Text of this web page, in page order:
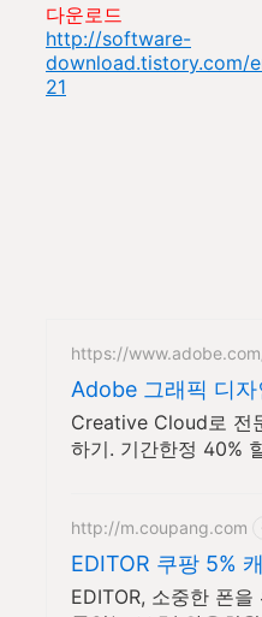
다운로드
http://software-
download.tistory.com/
21
https://
Adobe 그래픽 디자
Creative Cloud로 전
하기. 기간한정 40%
http://m.coupang.com
EDITOR 쿠팡 5%
립 혜택
EDITOR, 소중한 폰을